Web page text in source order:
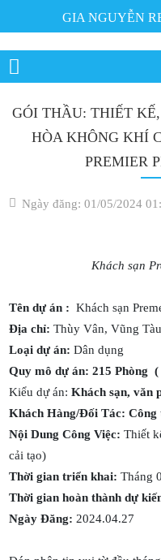
GIA NGUYỄN
GÓI THẦU: THIẾT
HÒA KHÔNG KHÍ
PREMIER
Ngày đăng: 01/05/2024
Khách sạn
Tên dự án : Khách sạn
Địa chỉ:Thùy Vân, Vũng Tàu
Loại dự án:Dân dụng
Quy mô dự án: 215 Phòng
Kiểu dự án:Khách sạn, văn
Khách Hàng/Đối Tác:
Nội Dung Công Việc:Thiết
cải tạo)
Thời gian triển khai: Tháng
Thời gian hoàn thành dự
Ngày Đăng: 2024.04.27